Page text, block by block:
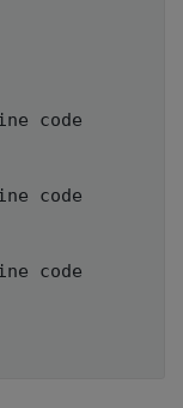
code
code
code